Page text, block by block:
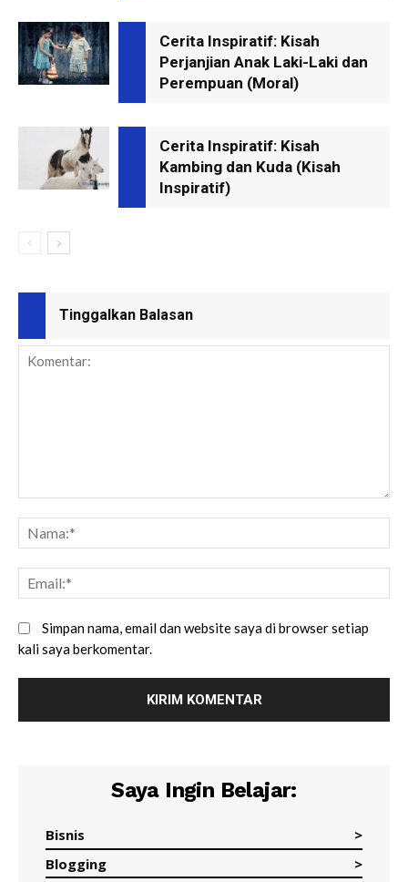
Cerita Inspiratif: Kisah
Perjanjian Anak Laki-Laki dan
Perempuan (Moral)
Cerita Inspiratif: Kisah
Kambing dan Kuda (Kisah
Inspiratif)
Tinggalkan Balasan
Simpan nama, email dan website saya di browser setiap
kali saya berkomentar.
Saya Ingin Belajar:
Bisnis
Blogging